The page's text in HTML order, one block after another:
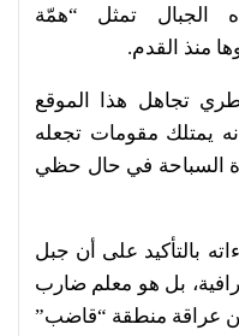
الجبال تمثل “همّة
منذ القدم.
تجاهل هذا الموقع
أنه يمتلك مقومات تجعله
السباحة في حال حظي
بالتأكيد على أن جبل
بل هو معلم ضارب
عراقة منطقة “قاضب”